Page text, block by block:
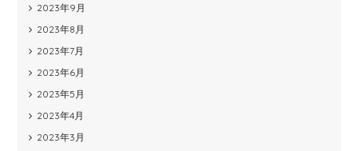
2023年9月
2023年8月
2023年7月
2023年6月
2023年5月
2023年4月
2023年3月